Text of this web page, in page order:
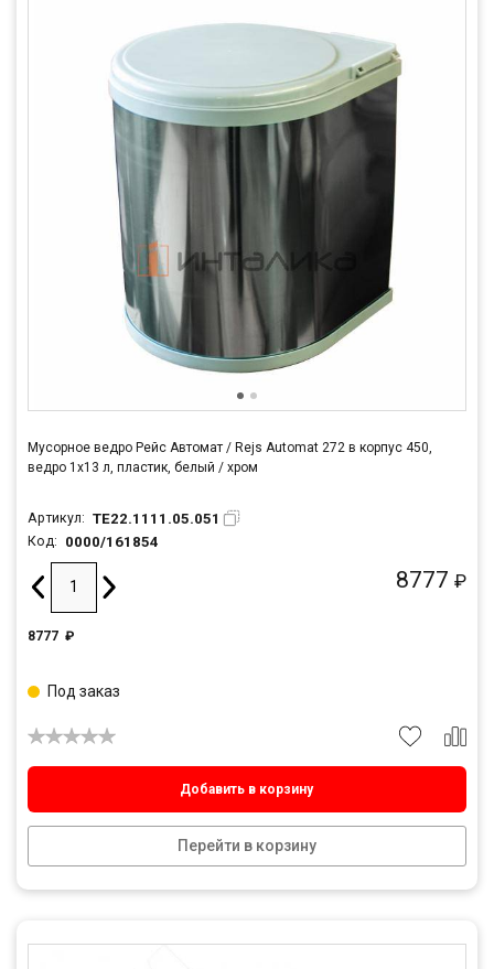
Мусорное ведро Рейс Автомат / Rejs Automat 272 в корпус 450,
ведро 1х13 л, пластик, белый / хром
Артикул: TE22.1111.05.051
Код: 0000/161854
8777 ₽
8777 ₽
Добавить в корзину
Перейти в корзину
Под заказ